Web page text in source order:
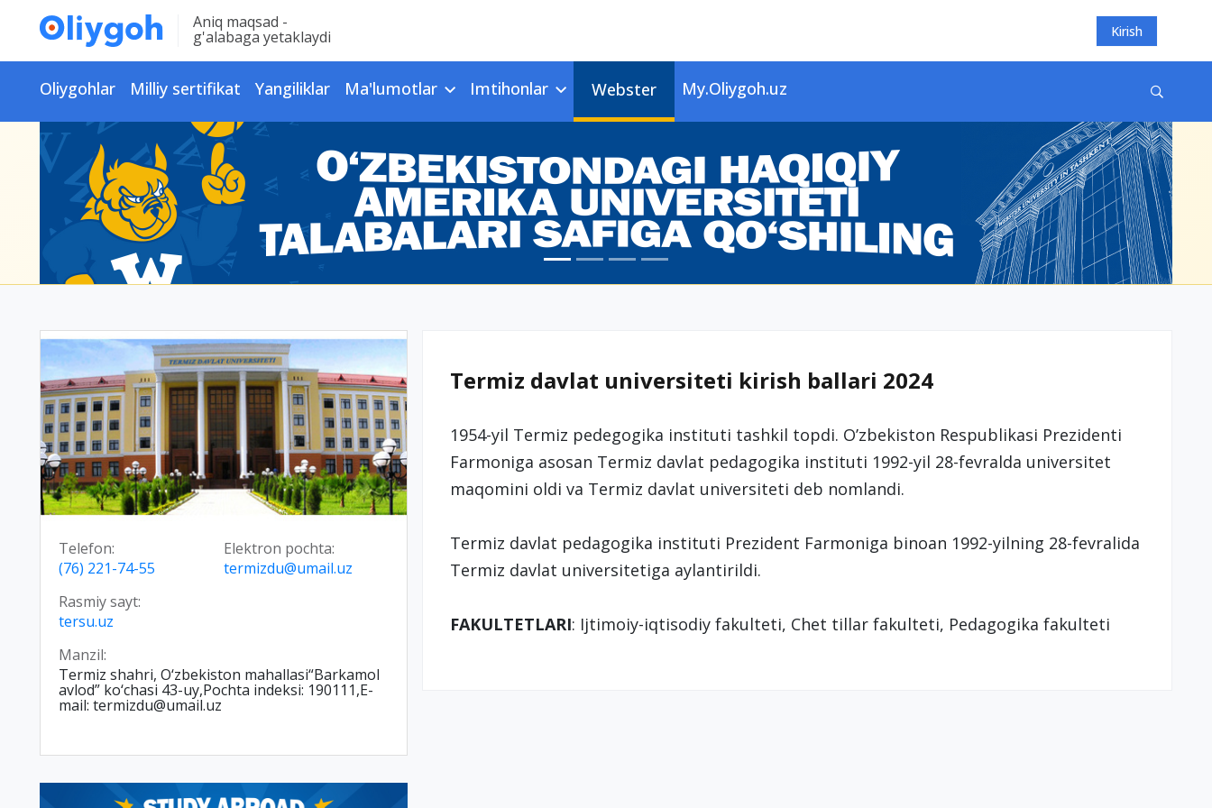
Aniq maqsad -
g'alabaga yetaklaydi Kirish
Oliygohlar Milliy sertifikat Yangiliklar Ma'lumotlar Imtihonlar Webster My.Oliygoh.uz
Telefon:
(76) 221-74-55
Elektron pochta:
termizdu@umail.uz
Rasmiy sayt:
tersu.uz
Manzil:
Termiz shahri, O‘zbekiston mahallasi“Barkamol
avlod” ko‘chasi 43-uy,Pochta indeksi: 190111,E-
mail: termizdu@umail.uz
Termiz davlat universiteti kirish ballari 2024
1954-yil Termiz pedegogika instituti tashkil topdi. O’zbekiston Respublikasi Prezidenti
Farmoniga asosan Termiz davlat pedagogika instituti 1992-yil 28-fevralda universitet
maqomini oldi va Termiz davlat universiteti deb nomlandi.
Termiz davlat pedagogika instituti Prezident Farmoniga binoan 1992-yilning 28-fevralida
Termiz davlat universitetiga aylantirildi.
FAKULTETLARI: Ijtimoiy-iqtisodiy fakulteti, Chet tillar fakulteti, Pedagogika fakulteti